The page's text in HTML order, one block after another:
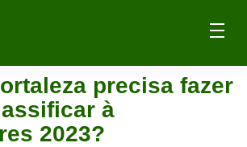
precisa fazer
à
2023?